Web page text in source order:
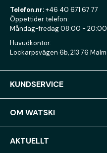
Telefon.nr:+46 40 671 67 77
Öppettider telefon:
Måndag-fredag 08:00 - 20:00
Huvudkontor:
Lockarpsvägen 6b, 213 76
KUNDSERVICE
OM WATSKI
AKTUELLT